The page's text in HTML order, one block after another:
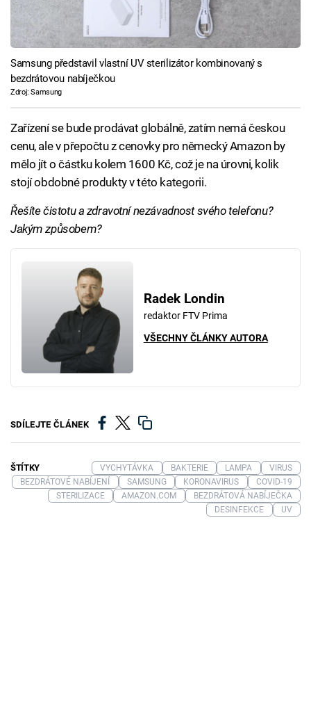
Samsung představil vlastní UV sterilizátor kombinovaný s
bezdrátovou nabíječkou
Zdroj: Samsung
Zařízení se bude prodávat globálně, zatím nemá českou
cenu, ale v přepočtu z cenovky pro německý Amazon by
mělo jít o částku kolem 1600 Kč, což je na úrovni, kolik
stojí obdobné produkty v této kategorii.
Řešíte čistotu a zdravotní nezávadnost svého telefonu?
Jakým způsobem?
Radek Londin
redaktor FTV Prima
VŠECHNY ČLÁNKY AUTORA
SDÍLEJTE ČLÁNEK
ŠTÍTKY VYCHYTÁVKA BAKTERIE LAMPA
VIRUS
BEZDRÁTOVÉ NABÍJENÍ
SAMSUNG KORONAVIRUS
COVID-19
STERILIZACE
AMAZON.COM
BEZDRÁTOVÁ NABÍJEČKA
DESINFEKCE
UV